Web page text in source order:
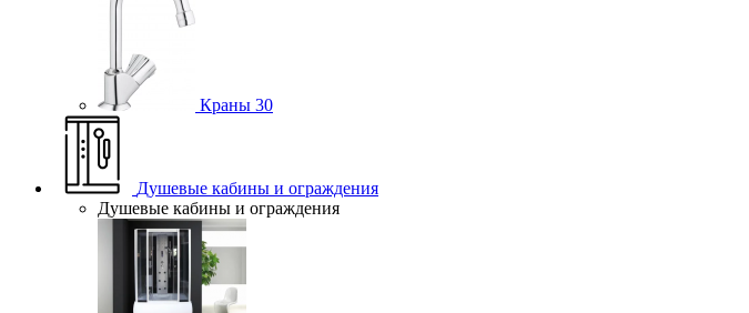
Краны 30
Душевые кабины и ограждения
Душевые кабины и ограждения